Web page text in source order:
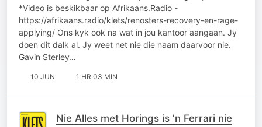
*Video is beskikbaar op Afrikaans.Radio -
https://afrikaans.radio/klets/renosters-recovery-en-rage-
applying/ Ons kyk ook na wat in jou kantoor aangaan. Jy
doen dit dalk al. Jy weet net nie die naam daarvoor nie.
Gavin Sterley…
10 JUN 1 HR 03 MIN
Nie Alles met Horings is 'n Ferrari nie